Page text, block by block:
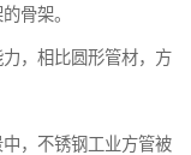
骨架。
，相比圆形管材，方
，不锈钢工业方管被